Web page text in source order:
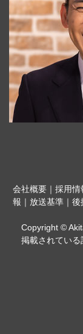
会社概要｜ 採用情
報 ｜ 放送基準 ｜ 後
Copyright ©
掲載されている